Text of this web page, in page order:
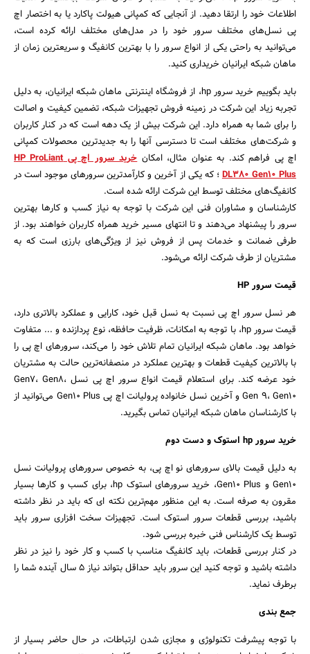
اطلاعات خود را ارتقا دهید. از آنجایی که کمپانی هیولت پاکارد یا به اختصار اچ
پی نسل‌های مختلف سرور خود را در مدل‌های مختلف ارائه کرده است،
می‌توانید به راحتی یکی از انواع سرور را با بهترین کانفیگ و سریعترین زمان از
ماهان شبکه ایرانیان خریداری کنید.
باید بگوییم خرید سرور hp، از فروشگاه اینترنتی ماهان شبکه ایرانیان، به دلیل
تجربه زیاد این شرکت در زمینه فروش تجهیزات شبکه، تضمین کیفیت و اصالت
را برای شما به همراه دارد. این شرکت بیش از یک دهه است که در کنار کاربران
و شرکت‌های مختلف است تا دسترسی آنها را به جدیدترین محصولات کمپانی
اچ پی فراهم کند. به عنوان مثال، امکان
خرید سرور اچ پی HP ProLiant
DL380 Gen10 Plus؛ که یکی از آخرین و کارآمدترین سرورهای موجود است در
کانفیگ‌های مختلف توسط این شرکت ارائه شده است.
کارشناسان و مشاوران فنی این شرکت با توجه به نیاز کسب و کار‌ها بهترین
سرور را پیشنهاد می‌دهند و تا انتهای مسیر خرید همراه کاربران خواهند بود. از
طرفی ضمانت و خدمات پس از فروش نیز از ویژگی‌های بارزی است که به
مشتریان از طرف شرکت ارائه می‌شود.
قیمت سرور HP
هر نسل سرور اچ پی نسبت به نسل قبل خود، کارایی و عملکرد بالاتری دارد،
قیمت سرور hp، با توجه به امکانات، ظرفیت حافظه، نوع پردازنده و ... متفاوت
خواهد بود. ماهان شبکه ایرانیان تمام تلاش خود را می‌کند، سرورهای اچ پی را
با بالاترین کیفیت قطعات و بهترین عملکرد در منصفانه‌ترین حالت به مشتریان
خود عرضه کند. برای استعلام قیمت انواع سرور اچ پی نسل Gen7، Gen8،
Gen 9، Gen10 و آخرین نسل خانواده پرولیانت اچ پی Gen10 Plus می‌توانید از
با کارشناسان ماهان شبکه ایرانیان تماس بگیرید.
خرید سرور hp استوک و دست دوم
به دلیل قیمت بالای سرور‌های نو اچ پی، به خصوص سرورهای پرولیانت نسل
Gen10 و Gen10 Plus، خرید سرورهای استوک hp، برای کسب و کار‌ها بسیار
مقرون به صرفه است. به این منظور مهم‌ترین نکته ‌ای که باید در نظر داشته
باشید، بررسی قطعات سرور استوک است. تجهیزات سخت افزاری سرور باید
توسط یک کارشناس فنی خبره بررسی شود.
در کنار بررسی قطعات، باید کانفیگ مناسب با کسب و کار خود را نیز در نظر
داشته باشید و توجه کنید این سرور باید حداقل بتواند نیاز 5 سال آینده شما را
برطرف نماید.
جمع بندی
با توجه پیشرفت تکنولوژی و مجازی شدن ارتباطات، در حال حاضر بسیار از